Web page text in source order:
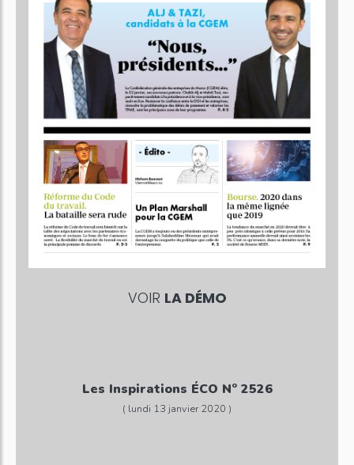
VOIR LA DÉMO
Les Inspirations ÉCO N° 2526
( lundi 13 janvier 2020 )